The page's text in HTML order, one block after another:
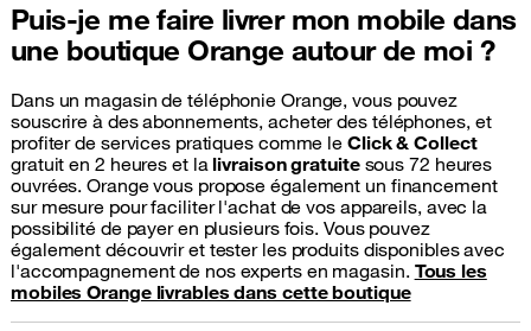
Puis-je me faire livrer mon mobile dans
une boutique Orange autour de moi ?
Dans un magasin de téléphonie Orange, vous pouvez
souscrire à des abonnements, acheter des téléphones, et
profiter de services pratiques comme le Click & Collect
gratuit en 2 heures et la livraison gratuitesous 72 heures
ouvrées. Orange vous propose également un financement
sur mesure pour faciliter l'achat de vos appareils, avec la
possibilité de payer en plusieurs fois. Vous pouvez
également découvrir et tester les produits disponibles avec
l'accompagnement de nos experts en magasin. Tous les
mobiles Orange livrables dans cette boutique